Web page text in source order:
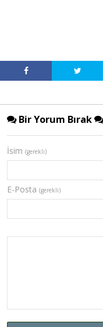
Bir Yorum Bırak
İsim (gerekli)
E-Posta (gerekli)